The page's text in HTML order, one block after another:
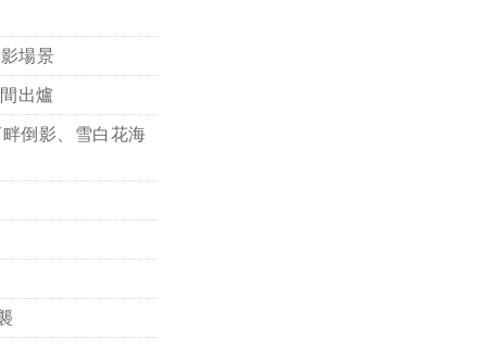
場景
出爐
倒影、雪白花海